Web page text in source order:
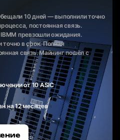
10 дней — выполнили точно
постоянная связь.
превзошли ожидания.
в срок. Полная
связь. Майнинг пошёл с
от 10 ASIC
на 12 месяцев